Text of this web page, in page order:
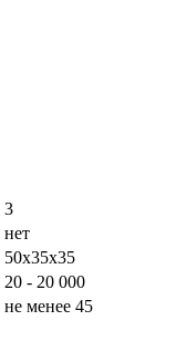
3
нет
50х35х35
20 - 20 000
не менее 45